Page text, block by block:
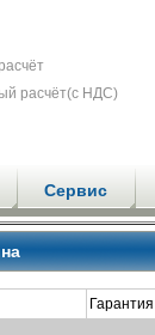
расчёт(с НДС)
Сервис
Гарантия